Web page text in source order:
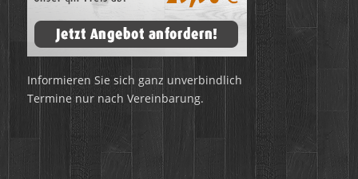
Informieren Sie sich ganz unverbindlich
Termine nur nach Vereinbarung.